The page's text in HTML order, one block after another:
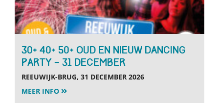
30+ 40+ 50+ Oud en Nieuw Dancing
Party – 31 december
REEUWIJK-BRUG, 31 DECEMBER 2026
MEER INFO